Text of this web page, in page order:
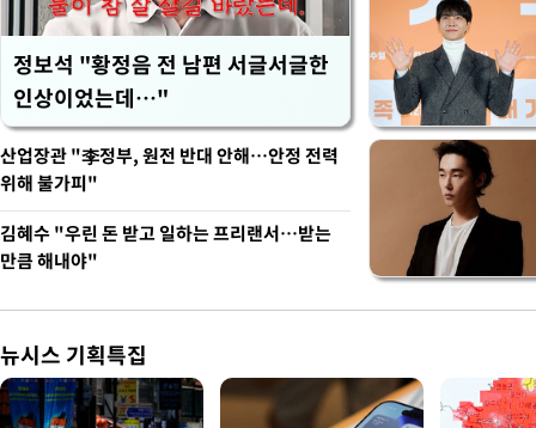
정보석 "황정음 전 남편 서글서글한
인상이었는데…"
산업장관 "李정부, 원전 반대 안해…안정 전력
위해 불가피"
김혜수 "우린 돈 받고 일하는 프리랜서…받는
만큼 해내야"
뉴시스 기획특집